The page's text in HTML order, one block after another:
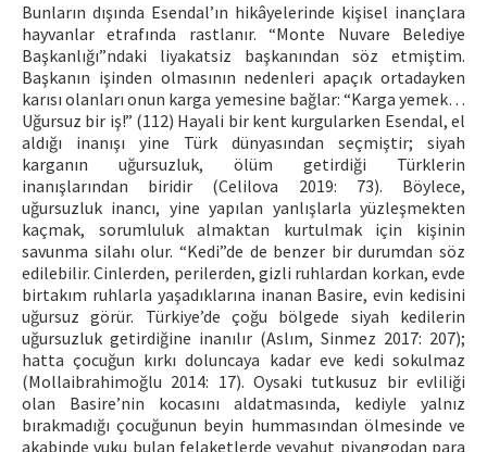
Bunların dışında Esendal’ın hikâyelerinde kişisel inançlara
hayvanlar etrafında rastlanır. “Monte Nuvare Belediye
Başkanlığı”ndaki liyakatsiz başkanından söz etmiştim.
Başkanın işinden olmasının nedenleri apaçık ortadayken
karısı olanları onun karga yemesine bağlar: “Karga yemek…
Uğursuz bir iş!” (112) Hayali bir kent kurgularken Esendal, el
aldığı inanışı yine Türk dünyasından seçmiştir; siyah
karganın uğursuzluk, ölüm getirdiği Türklerin
inanışlarından biridir (Celilova 2019: 73). Böylece,
uğursuzluk inancı, yine yapılan yanlışlarla yüzleşmekten
kaçmak, sorumluluk almaktan kurtulmak için kişinin
savunma silahı olur. “Kedi”de de benzer bir durumdan söz
edilebilir. Cinlerden, perilerden, gizli ruhlardan korkan, evde
birtakım ruhlarla yaşadıklarına inanan Basire, evin kedisini
uğursuz görür. Türkiye’de çoğu bölgede siyah kedilerin
uğursuzluk getirdiğine inanılır (Aslım, Sinmez 2017: 207);
hatta çocuğun kırkı doluncaya kadar eve kedi sokulmaz
(Mollaibrahimoğlu 2014: 17). Oysaki tutkusuz bir evliliği
olan Basire’nin kocasını aldatmasında, kediyle yalnız
bırakmadığı çocuğunun beyin hummasından ölmesinde ve
akabinde vuku bulan felaketlerde veyahut piyangodan para